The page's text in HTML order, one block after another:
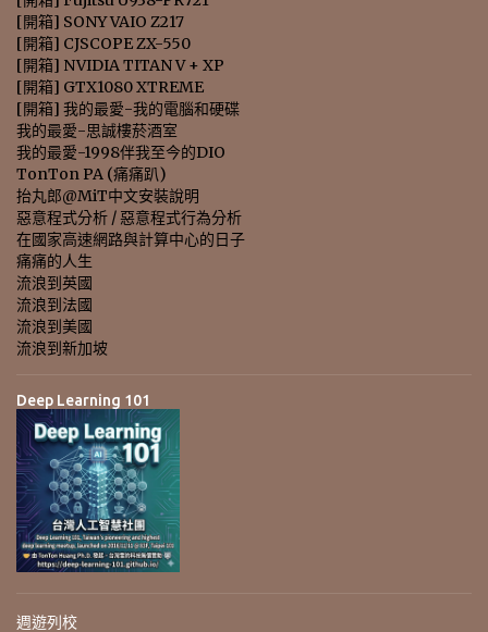
[開箱] SONY VAIO Z217
[開箱] CJSCOPE ZX-550
[開箱] NVIDIA TITAN V + XP
[開箱] GTX1080 XTREME
[開箱] 我的最愛-我的電腦和硬碟
我的最愛-思誠樓菸酒室
我的最愛-1998伴我至今的DIO
TonTon PA (痛痛趴)
抬丸郎@MiT中文安裝說明
惡意程式分析 / 惡意程式行為分析
在國家高速網路與計算中心的日子
痛痛的人生
流浪到英國
流浪到法國
流浪到美國
流浪到新加坡
Deep Learning 101
週遊列校